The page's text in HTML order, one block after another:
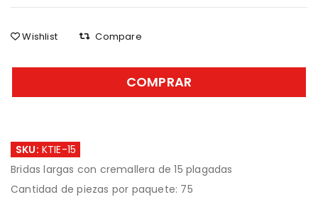
Wishlist Compare
COMPRAR
SKU: KTIE-15
Bridas largas con cremallera de 15 plagadas
Cantidad de piezas por paquete: 75